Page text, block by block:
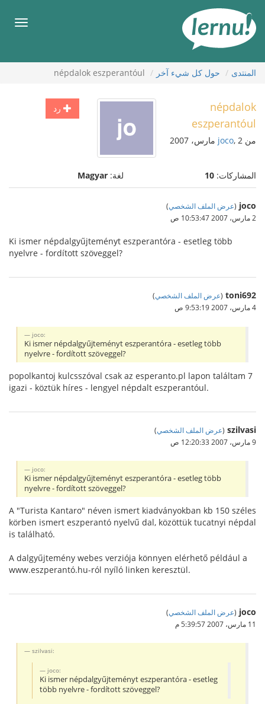
المحتويات
قائمة
المنتدى حول كل شيء آخر népdalok eszperantóul
رد
népdalok
eszperantóul
من joco, 2 مارس، 2007
المشاركات: 10 لغة: Magyar
joco
(عرض الملف الشخصي)
2 مارس، 2007 10:53:47 ص
Ki ismer népdalgyűjteményt eszperantóra - esetleg több
nyelvre - fordított szöveggel?
toni692
(عرض الملف الشخصي)
4 مارس، 2007 9:53:19 ص
joco:
Ki ismer népdalgyűjteményt eszperantóra - esetleg több
nyelvre - fordított szöveggel?
popolkantoj kulcsszóval csak az esperanto.pl lapon találtam 7
igazi - köztük híres - lengyel népdalt eszperantóul.
szilvasi
(عرض الملف الشخصي)
9 مارس، 2007 12:20:33 ص
joco:
Ki ismer népdalgyűjteményt eszperantóra - esetleg több
nyelvre - fordított szöveggel?
A "Turista Kantaro" néven ismert kiadványokban kb 150 széles
körben ismert eszperantó nyelvű dal, közöttük tucatnyi népdal
is található.
A dalgyűjtemény webes verziója könnyen elérhető például a
www.eszperantó.hu-ról nyíló linken keresztül.
joco
(عرض الملف الشخصي)
11 مارس، 2007 5:39:57 م
szilvasi:
joco:
Ki ismer népdalgyűjteményt eszperantóra - esetleg
több nyelvre - fordított szöveggel?